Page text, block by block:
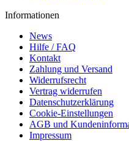
Informationen
News
Hilfe / FAQ
Kontakt
Zahlung und Versand
Widerrufsrecht
Vertrag widerrufen
Datenschutzerklärung
Cookie-Einstellungen
AGB und
Impressum